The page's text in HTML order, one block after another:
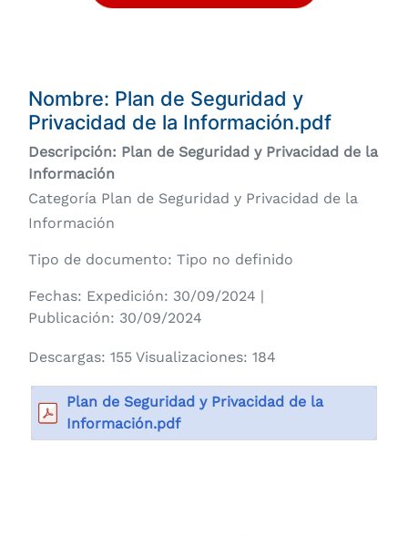
Nombre: Plan de Seguridad y
Privacidad de la Información.pdf
Descripción: Plan de Seguridad y Privacidad de la
Información
Categoría Plan de Seguridad y Privacidad de la
Información
Tipo de documento: Tipo no definido
Fechas: Expedición: 30/09/2024 |
Publicación: 30/09/2024
Descargas: 155 Visualizaciones: 184
Plan de Seguridad y Privacidad de la
Información.pdf